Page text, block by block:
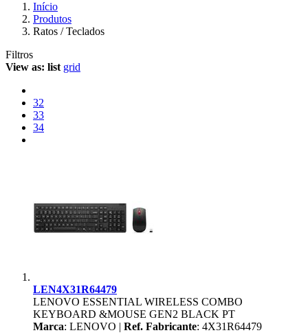
Início
Produtos
Ratos / Teclados
Filtros
View as: list grid
32
33
34
LEN4X31R64479
LENOVO ESSENTIAL WIRELESS COMBO
KEYBOARD &MOUSE GEN2 BLACK PT
Marca: LENOVO | Ref. Fabricante: 4X31R64479